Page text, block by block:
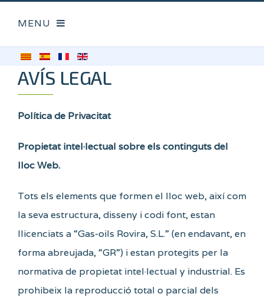
AVÍS LEGAL
Política de Privacitat
Propietat intel·lectual sobre els continguts del
lloc Web.
Tots els elements que formen el lloc web, així com
la seva estructura, disseny i codi font, estan
llicenciats a “Gas-oils Rovira, S.L.” (en endavant, en
forma abreujada, “GR”) i estan protegits per la
normativa de propietat intel·lectual y industrial. Es
prohibeix la reproducció total o parcial dels